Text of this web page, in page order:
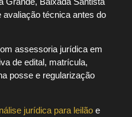
técnica antes do
assessoria jurídica em
de edital, matrícula,
posse e regularização
jurídica para leilão e